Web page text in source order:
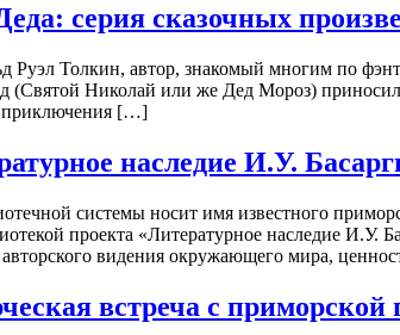
серия сказочных
Руэл Толкин, автор, знакомый многим по
(Святой Николай или же Дед Мороз)
приключения […]
наследие И.У.
системы носит имя известного
проекта «Литературное наследие
видения окружающего мира,
встреча с